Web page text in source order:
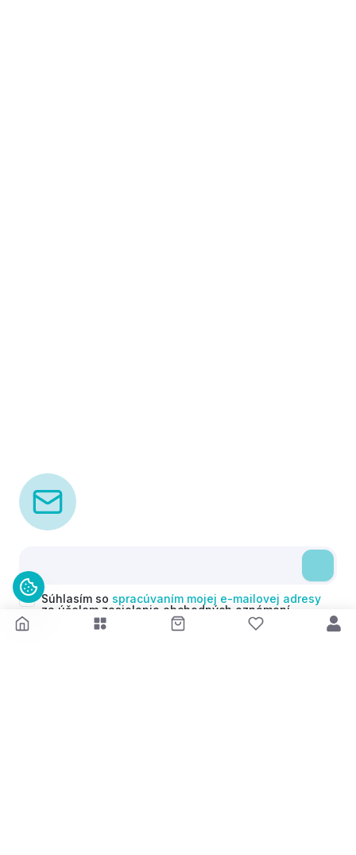
Súhlasím so spracúvaním mojej e-mailovej adresy
za účelom zasielania obchodných oznámení
(newsletterov) v súlade s čl. 6 ods. 1 písm. a)
Nariadenia GDPR. Svoj súhlas môžem kedykoľvek